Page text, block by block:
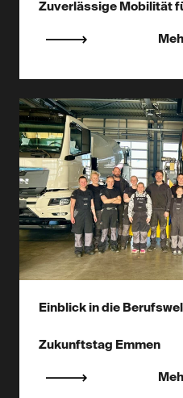
Zuverlässige Mobilität
Einblick in die
Zukunftstag Emmen